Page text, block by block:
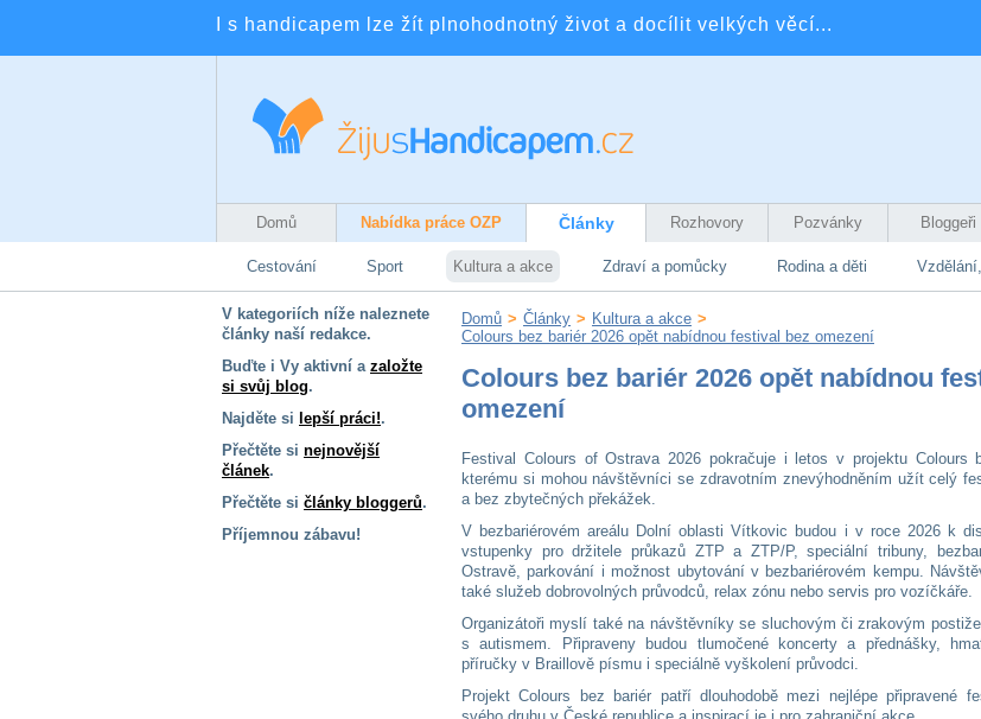
I s handicapem lze žít plnohodnotný život a docílit velkých věcí...
Domů Nabídka práce OZP Články Rozhovory Pozvánky Bloggeři
Cestování Sport Kultura a akce Zdraví a pomůcky Rodina a děti
V kategoriích níže naleznete
články naší redakce.
Buďte i Vy aktivní a založte
si svůj blog.
Najděte si lepší práci!.
Přečtěte si nejnovější
článek.
Přečtěte si články bloggerů.
Příjemnou zábavu!
Domů > Články > Kultura a akce >
Colours bez bariér 2026 opět nabídnou festival bez omezení
Colours bez bariér 2026 opět nabídnou
omezení
Festival Colours of Ostrava 2026 pokračuje i letos v projektu Colours
kterému si mohou návštěvníci se zdravotním znevýhodněním užít celý
a bez zbytečných překážek.
V bezbariérovém areálu Dolní oblasti Vítkovic budou i v roce 2026 k
vstupenky pro držitele průkazů ZTP a ZTP/P, speciální tribuny,
Ostravě, parkování i možnost ubytování v bezbariérovém kempu.
také služeb dobrovolných průvodců, relax zónu nebo servis pro vozíčkáře.
Organizátoři myslí také na návštěvníky se sluchovým či zrakovým
s autismem. Připraveny budou tlumočené koncerty a přednášky,
příručky v Braillově písmu i speciálně vyškolení průvodci.
Projekt Colours bez bariér patří dlouhodobě mezi nejlépe připravené